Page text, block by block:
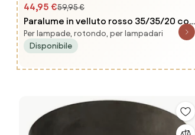
44,95 €59,95 €
Paralume in velluto rosso 35/35/20 con
interno dorato
Per lampade, rotondo, per lampadari
Disponibile